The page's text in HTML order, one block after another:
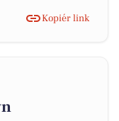
Kopiér link